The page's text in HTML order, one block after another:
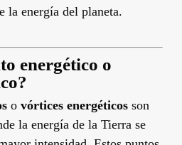
la energía del planeta.
energético o
o vórtices energéticosson
la energía de la Tierra se